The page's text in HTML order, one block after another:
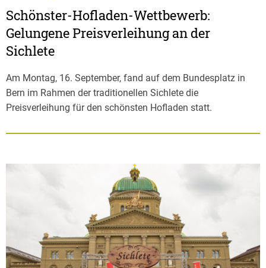
Schönster-Hofladen-Wettbewerb:
Gelungene Preisverleihung an der
Sichlete
Am Montag, 16. September, fand auf dem Bundesplatz in
Bern im Rahmen der traditionellen Sichlete die
Preisverleihung für den schönsten Hofladen statt.